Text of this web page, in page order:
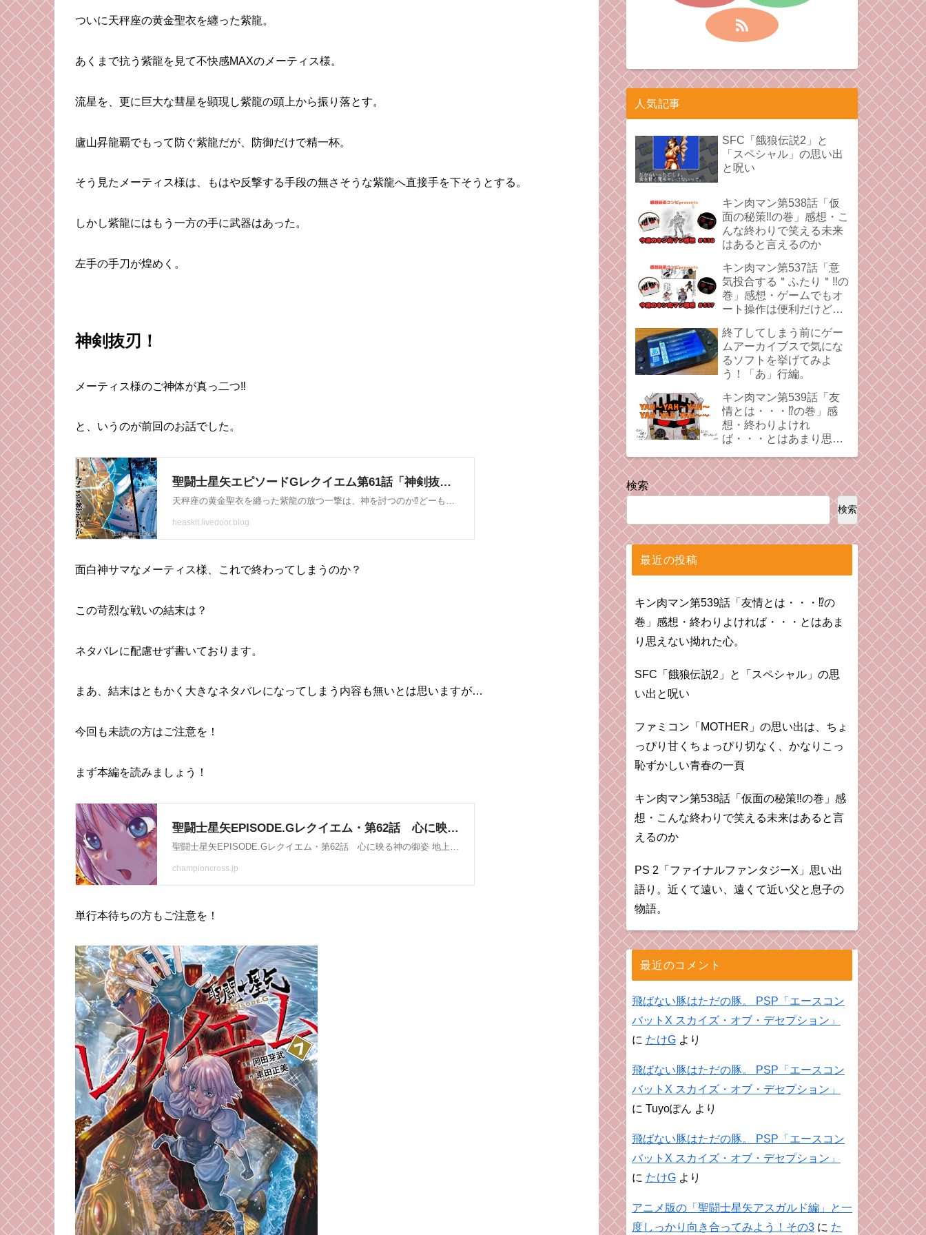
ついに天秤座の黄金聖衣を纏った紫龍。
あくまで抗う紫龍を見て不快感MAXのメーティス様。
流星を、更に巨大な彗星を顕現し紫龍の頭上から振り落とす。
廬山昇龍覇でもって防ぐ紫龍だが、防御だけで精一杯。
そう見たメーティス様は、もはや反撃する手段の無さそうな紫龍へ直接手を下そうとする。
しかし紫龍にはもう一方の手に武器はあった。
左手の手刀が煌めく。
神剣抜刃！
メーティス様のご神体が真っ二つ‼︎
と、いうのが前回のお話でした。
面白神サマなメーティス様、これで終わってしまうのか？
この苛烈な戦いの結末は？
ネタバレに配慮せず書いております。
まあ、結末はともかく大きなネタバレになってしまう内容も無いとは思いますが…
今回も未読の方はご注意を！
まず本編を読みましょう！
単行本待ちの方もご注意を！
人気記事
SFC「餓狼伝説2」と
「スペシャル」の思い出
と呪い
キン肉マン第538話「仮
面の秘策‼︎の巻」感想・こ
んな終わりで笑える未来
はあると言えるのか
キン肉マン第537話「意
気投合する＂ふたり＂‼︎の
巻」感想・ゲームでもオ
ート操作は便利だけど、
ことあるよね。
終了してしまう前にゲー
ムアーカイブスで気にな
るソフトを挙げてみよ
う！「あ」行編。
キン肉マン第539話「友
情とは・・・⁉︎の巻」感
想・終わりよけれ
ば・・・とはあまり思え
検索
検索
最近の投稿
キン肉マン第539話「友情とは・・・⁉︎の
巻」感想・終わりよければ・・・とはあま
り思えない拗れた心。
SFC「餓狼伝説2」と「スペシャル」の思
い出と呪い
ファミコン「MOTHER」の思い出は、ちょ
っぴり甘くちょっぴり切なく、かなりこっ
恥ずかしい青春の一頁
キン肉マン第538話「仮面の秘策‼︎の巻」感
想・こんな終わりで笑える未来はあると言
えるのか
PS 2「ファイナルファンタジーX」思い出
語り。近くて遠い、遠くて近い父と息子の
物語。
最近のコメント
飛ばない豚はただの豚。 PSP「エースコン
バットX スカイズ・オブ・デセプション」
に たけG より
飛ばない豚はただの豚。 PSP「エースコン
バットX スカイズ・オブ・デセプション」
に Tuyoぽん より
飛ばない豚はただの豚。 PSP「エースコン
バットX スカイズ・オブ・デセプション」
に たけG より
アニメ版の「聖闘士星矢アスガルド編」と一
度しっかり向き合ってみよう！その3 に た